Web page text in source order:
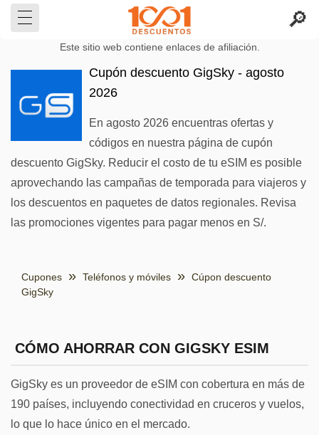
Este sitio web contiene enlaces de afiliación.
Cupón descuento GigSky - agosto
2026
En agosto 2026 encuentras ofertas y
códigos en nuestra página de cupón
descuento GigSky. Reducir el costo de tu eSIM es posible
aprovechando las campañas de temporada para viajeros y
los descuentos en paquetes de datos regionales. Revisa
las promociones vigentes para pagar menos en S/.
Cupones Teléfonos y móviles
Cúpon descuento
GigSky
CÓMO AHORRAR CON GIGSKY ESIM
GigSky es un proveedor de eSIM con cobertura en más de
190 países, incluyendo conectividad en cruceros y vuelos,
lo que lo hace único en el mercado.